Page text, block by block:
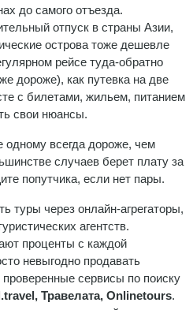
до самого отъезда.
отпуск в страны Азии,
острова тоже дешевле
рейсе туда-обратно
дороже), как путевка на две
с билетами, жильем, питанием
свои нюансы.
одному всегда дороже, чем
случаев берет плату за
попутчика, если нет пары.
туры через онлайн-агрегаторы,
агентств.
проценты с каждой
невыгодно продавать
сервисы по поиску
Травелата, Onlinetours.